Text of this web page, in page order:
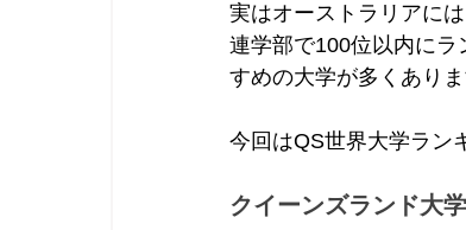
実はオーストラリアに
連学部で100位以内に
すめの大学が多くありま
今回はQS世界大学ラン
クイーンズランド大